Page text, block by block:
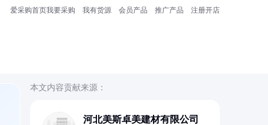
爱采购首页我要采购 我有货源 会员产品 推广产品 注册开店
本文内容贡献来源：
河北美斯卓美建材有限公司